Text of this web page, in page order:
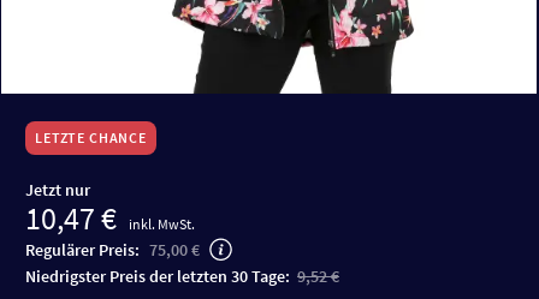
LETZTE CHANCE
Jetzt nur
10,47 € inkl. MwSt.
Regulärer Preis: 75,00 €
niedrigster Preis der letzten 30 Tage: 9,52 €